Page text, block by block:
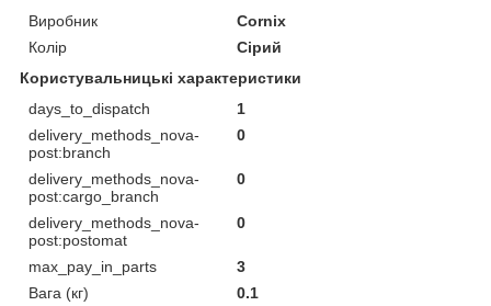
Виробник
Cornix
Колір
Сірий
Користувальницькі характеристики
days_to_dispatch
1
delivery_methods_nova-
post:branch
0
delivery_methods_nova-
post:cargo_branch
0
delivery_methods_nova-
post:postomat
0
max_pay_in_parts
3
Вага (кг)
0.1